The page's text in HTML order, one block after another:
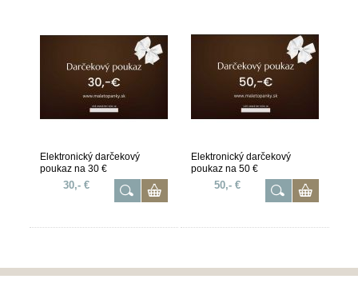
Elektronický darčekový
poukaz na 30 €
30,- €
Elektronický darčekový
poukaz na 50 €
50,- €